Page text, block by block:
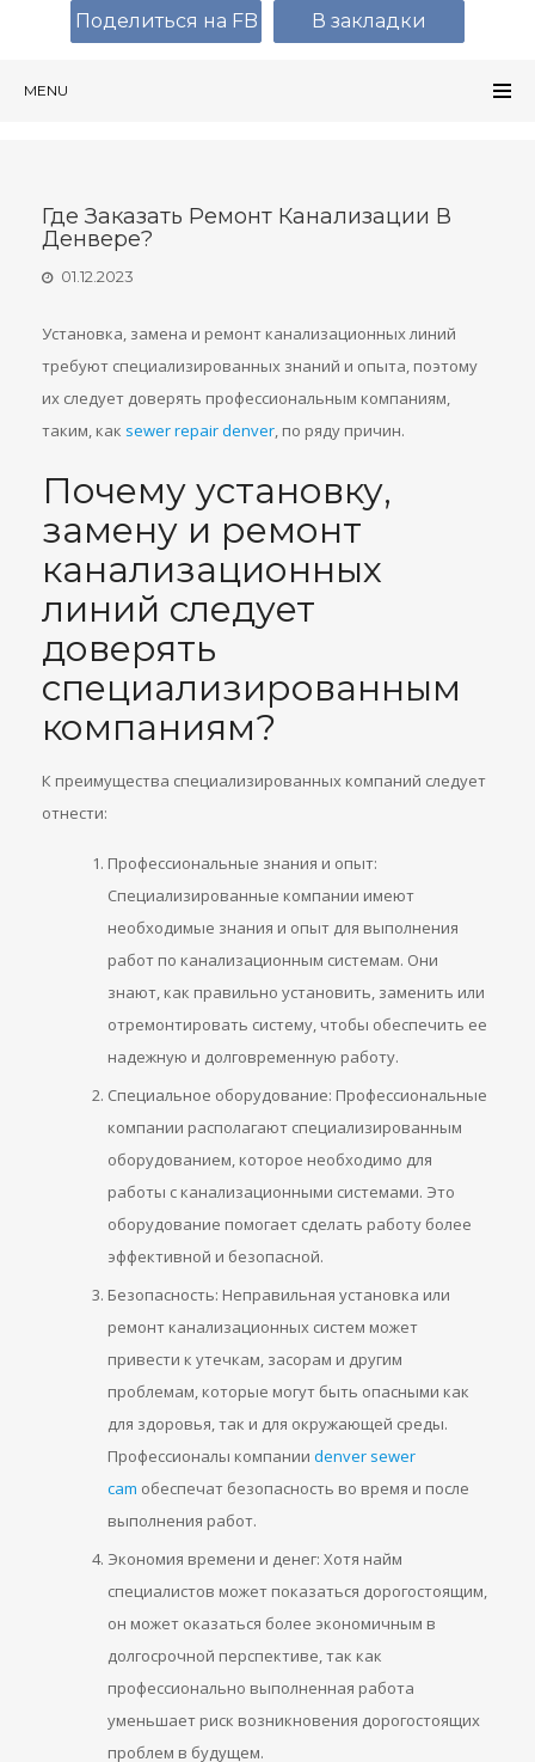
MENU
Где Заказать Ремонт Канализации В
Денвере?
01.12.2023
Установка, замена и ремонт канализационных линий
требуют специализированных знаний и опыта, поэтому
их следует доверять профессиональным компаниям,
таким, как sewer repair denver, по ряду причин.
Почему установку,
замену и ремонт
канализационных
линий следует
доверять
специализированным
компаниям?
К преимущества специализированных компаний следует
отнести:
Профессиональные знания и опыт:
Специализированные компании имеют
необходимые знания и опыт для выполнения
работ по канализационным системам. Они
знают, как правильно установить, заменить или
отремонтировать систему, чтобы обеспечить ее
надежную и долговременную работу.
Специальное оборудование: Профессиональные
компании располагают специализированным
оборудованием, которое необходимо для
работы с канализационными системами. Это
оборудование помогает сделать работу более
эффективной и безопасной.
Безопасность: Неправильная установка или
ремонт канализационных систем может
привести к утечкам, засорам и другим
проблемам, которые могут быть опасными как
для здоровья, так и для окружающей среды.
Профессионалы компании denver sewer
cam обеспечат безопасность во время и после
выполнения работ.
Экономия времени и денег: Хотя найм
специалистов может показаться дорогостоящим,
он может оказаться более экономичным в
долгосрочной перспективе, так как
профессионально выполненная работа
уменьшает риск возникновения дорогостоящих
проблем в будущем.
Поделиться на FB В закладки